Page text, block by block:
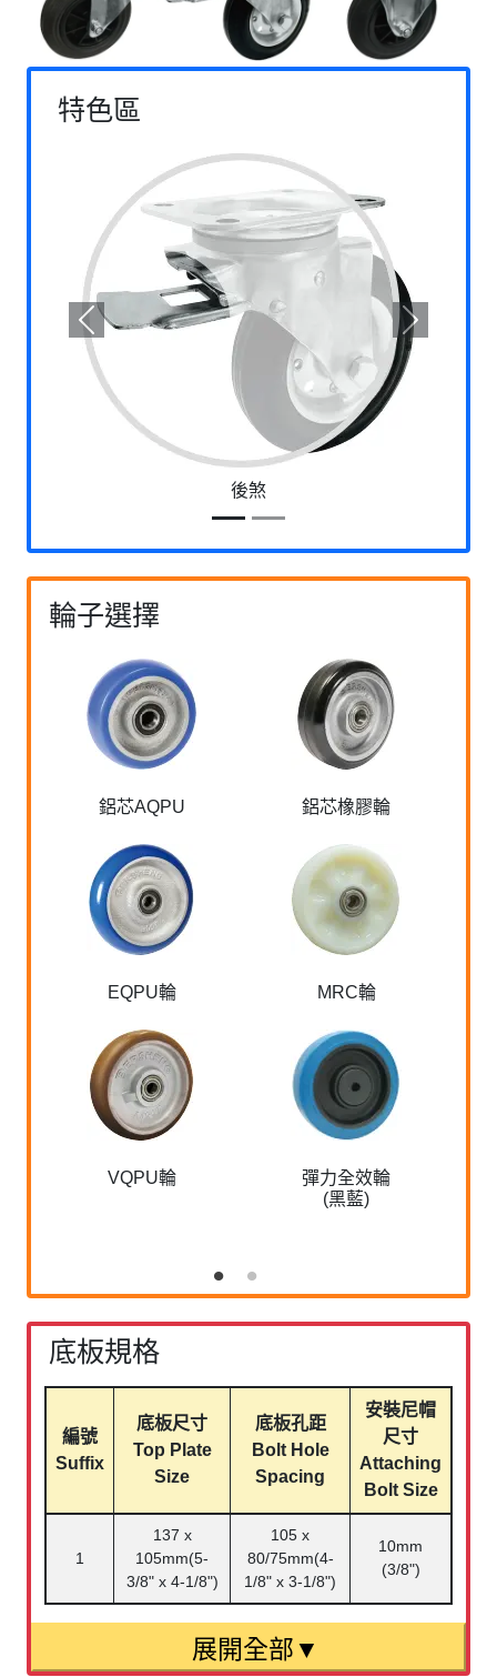
特色區
後煞
Previous Next
輪子選擇
鋁芯AQPU
EQPU輪
VQPU輪
鋁芯橡膠輪
MRC輪
彈力全效輪
(黑藍)
底板規格
編號
Suffix
底板尺寸
Top Plate
Size
底板孔距
Bolt Hole
Spacing
安裝尼帽
尺寸
Attaching
Bolt Size
1
137 x
105mm(5-
3/8" x 4-1/8")
105 x
80/75mm(4-
1/8" x 3-1/8")
10mm
(3/8")